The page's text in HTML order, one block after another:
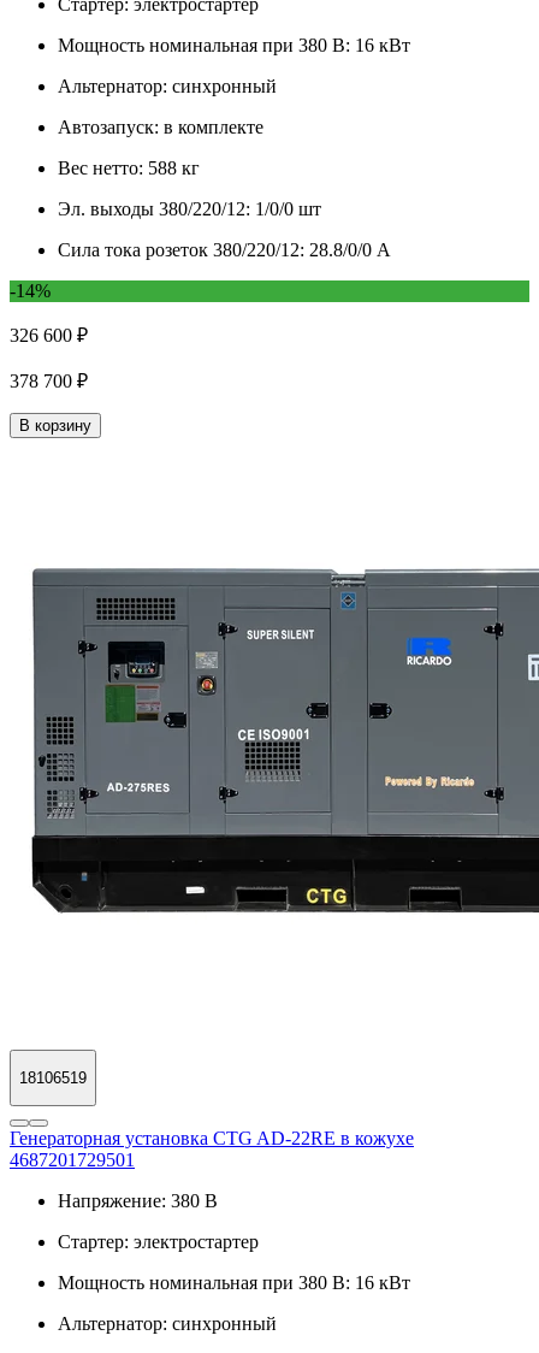
Мощность номинальная при 380 В: 16 кВт
Альтернатор: синхронный
Автозапуск: в комплекте
Вес нетто: 588 кг
Эл. выходы 380/220/12: 1/0/0 шт
Сила тока розеток 380/220/12: 28.8/0/0 А
-14%
326 600 ₽
378 700 ₽
В корзину
18106519
Генераторная установка CTG AD-22RE в кожухе
4687201729501
Напряжение: 380 В
Стартер: электростартер
Мощность номинальная при 380 В: 16 кВт
Альтернатор: синхронный